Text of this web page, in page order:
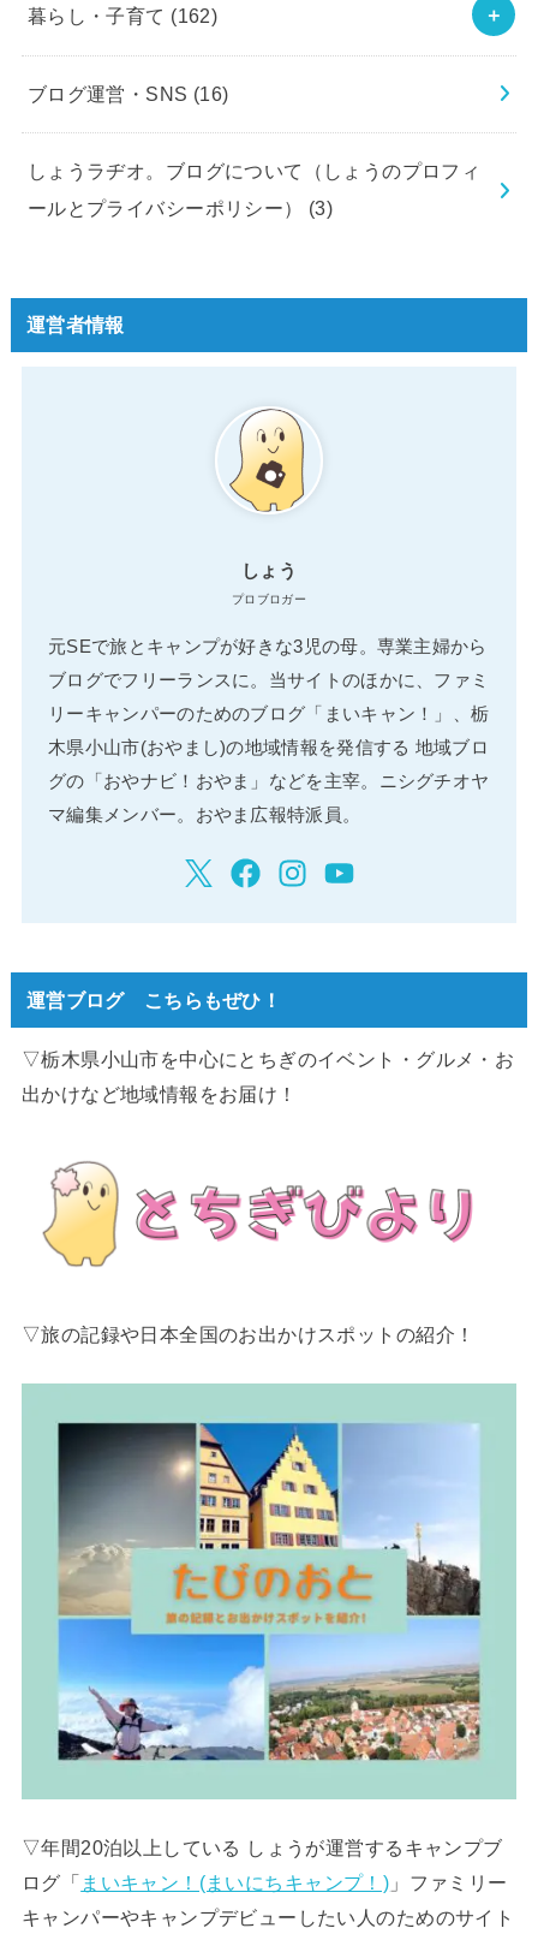
暮らし・子育て (162)
ブログ運営・SNS (16)
しょうラヂオ。ブログについて（しょうのプロフィ
ールとプライバシーポリシー） (3)
運営者情報
しょう
プロブロガー
元SEで旅とキャンプが好きな3児の母。専業主婦から
ブログでフリーランスに。当サイトのほかに、ファミ
リーキャンパーのためのブログ「まいキャン！」、栃
木県小山市(おやまし)の地域情報を発信する 地域ブロ
グの「おやナビ！おやま」などを主宰。ニシグチオヤ
マ編集メンバー。おやま広報特派員。
運営ブログ こちらもぜひ！
▽栃木県小山市を中心にとちぎのイベント・グルメ・お
出かけなど地域情報をお届け！
▽旅の記録や日本全国のお出かけスポットの紹介！
▽年間20泊以上している しょうが運営するキャンプブ
ログ「 まいキャン！(まいにちキャンプ！) 」ファミリー
キャンパーやキャンプデビューしたい人のためのサイト